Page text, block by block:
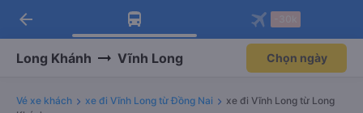
Tải app Vexere ngay!
Nhận ưu đãi thành viên độc
Mở app
Tải app Vexere
-30k/ghế khi đặt vé máy bay qua
Mở app
arrow_back
Long Khánh Vĩnh Long Chọn ngày
Vé xe khách xe đi Vĩnh Long từ Đồng Nai
xe đi Vĩnh Long từ Long